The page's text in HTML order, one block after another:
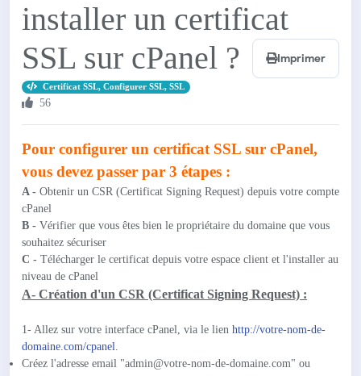
installer un certificat
SSL sur cPanel ?
Imprimer
Certificat SSL, Configurer SSL, SSL
56
Pour configurer un certificat SSL sur cPanel,
vous devez passer par 3 étapes :
A - Obtenir un CSR (Certificat Signing Request) depuis votre compte
cPanel
B - Vérifier que vous êtes bien le propriétaire du domaine que vous
souhaitez sécuriser
C - Télécharger le certificat depuis votre espace client et l'installer au
niveau de cPanel
A- Création d'un CSR (Certificat Signing Request) :
1- Allez sur votre interface cPanel, via le lien http://votre-nom-de-
domaine.com/cpanel.
Créez l'adresse email "admin@votre-nom-de-domaine.com" ou